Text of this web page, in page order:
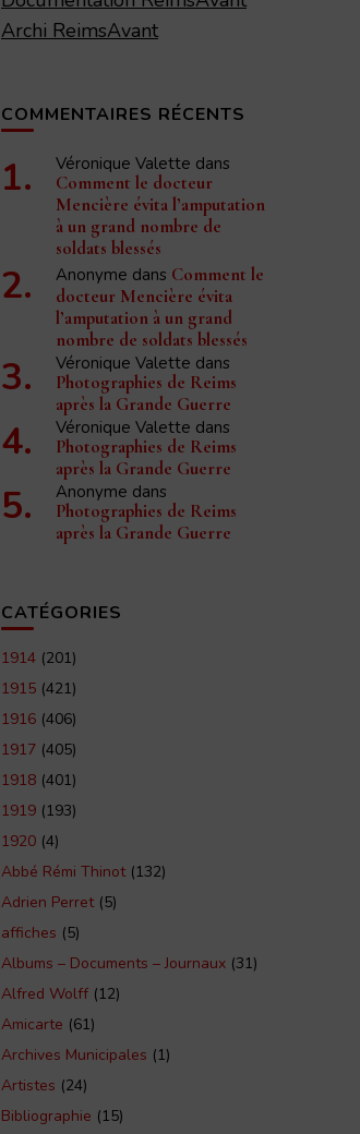
Archi ReimsAvant
COMMENTAIRES RÉCENTS
Véronique Valette dans
Comment le docteur
Mencière évita l’amputation
à un grand nombre de
soldats blessés
Anonyme dans Comment le
docteur Mencière évita
l’amputation à un grand
nombre de soldats blessés
Véronique Valette dans
Photographies de Reims
après la Grande Guerre
Véronique Valette dans
Photographies de Reims
après la Grande Guerre
Anonyme dans
Photographies de Reims
après la Grande Guerre
CATÉGORIES
1914 (201)
1915 (421)
1916 (406)
1917 (405)
1918 (401)
1919 (193)
1920 (4)
Abbé Rémi Thinot(132)
Adrien Perret(5)
affiches (5)
Albums – Documents – Journaux (31)
Alfred Wolff (12)
Amicarte (61)
Archives Municipales (1)
Artistes (24)
Bibliographie (15)